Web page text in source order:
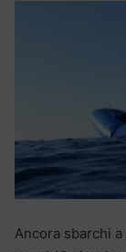
Ancora sbarchi